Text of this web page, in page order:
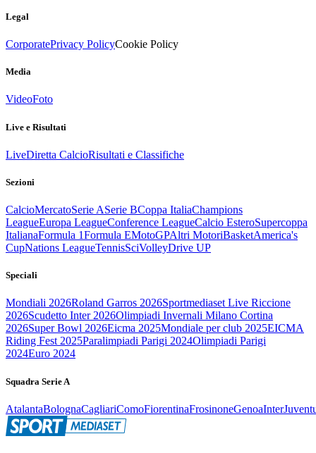
Legal
CorporatePrivacy PolicyCookie Policy
Media
VideoFoto
Live e Risultati
LiveDiretta CalcioRisultati e Classifiche
Sezioni
CalcioMercatoSerie ASerie BCoppa ItaliaChampions
LeagueEuropa LeagueConference LeagueCalcio EsteroSupercoppa
ItalianaFormula 1Formula EMotoGPAltri MotoriBasketAmerica's
CupNations LeagueTennisSciVolleyDrive UP
Speciali
Mondiali 2026Roland Garros 2026Sportmediaset Live Riccione
2026Scudetto Inter 2026Olimpiadi Invernali Milano Cortina
2026Super Bowl 2026Eicma 2025Mondiale per club 2025EICMA
Riding Fest 2025Paralimpiadi Parigi 2024Olimpiadi Parigi
2024Euro 2024
Squadra Serie A
AtalantaBolognaCagliariComoFiorentinaFrosinoneGenoaInter